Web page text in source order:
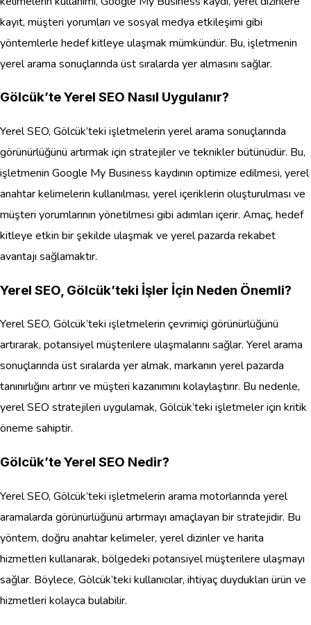
kayıt, müşteri yorumları ve sosyal medya etkileşimi gibi
yöntemlerle hedef kitleye ulaşmak mümkündür. Bu, işletmenin
yerel arama sonuçlarında üst sıralarda yer almasını sağlar.
Gölcük’te Yerel SEO Nasıl Uygulanır?
Yerel SEO, Gölcük’teki işletmelerin yerel arama sonuçlarında
görünürlüğünü artırmak için stratejiler ve teknikler bütünüdür. Bu,
işletmenin Google My Business kaydının optimize edilmesi, yerel
anahtar kelimelerin kullanılması, yerel içeriklerin oluşturulması ve
müşteri yorumlarının yönetilmesi gibi adımları içerir. Amaç, hedef
kitleye etkin bir şekilde ulaşmak ve yerel pazarda rekabet
avantajı sağlamaktır.
Yerel SEO, Gölcük’teki İşler İçin Neden Önemli?
Yerel SEO, Gölcük’teki işletmelerin çevrimiçi görünürlüğünü
artırarak, potansiyel müşterilere ulaşmalarını sağlar. Yerel arama
sonuçlarında üst sıralarda yer almak, markanın yerel pazarda
tanınırlığını artırır ve müşteri kazanımını kolaylaştırır. Bu nedenle,
yerel SEO stratejileri uygulamak, Gölcük’teki işletmeler için kritik
öneme sahiptir.
Gölcük’te Yerel SEO Nedir?
Yerel SEO, Gölcük’teki işletmelerin arama motorlarında yerel
aramalarda görünürlüğünü artırmayı amaçlayan bir stratejidir. Bu
yöntem, doğru anahtar kelimeler, yerel dizinler ve harita
hizmetleri kullanarak, bölgedeki potansiyel müşterilere ulaşmayı
sağlar. Böylece, Gölcük’teki kullanıcılar, ihtiyaç duydukları ürün ve
hizmetleri kolayca bulabilir.